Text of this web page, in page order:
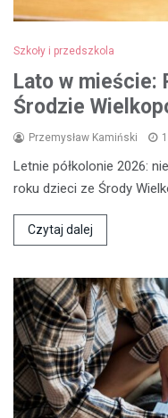
Szkoły i przedszkola
Lato w mieście:
Środzie
Przemysław Kamiński
Letnie półkolonie 2026:
roku dzieci ze Środy
Czytaj dalej